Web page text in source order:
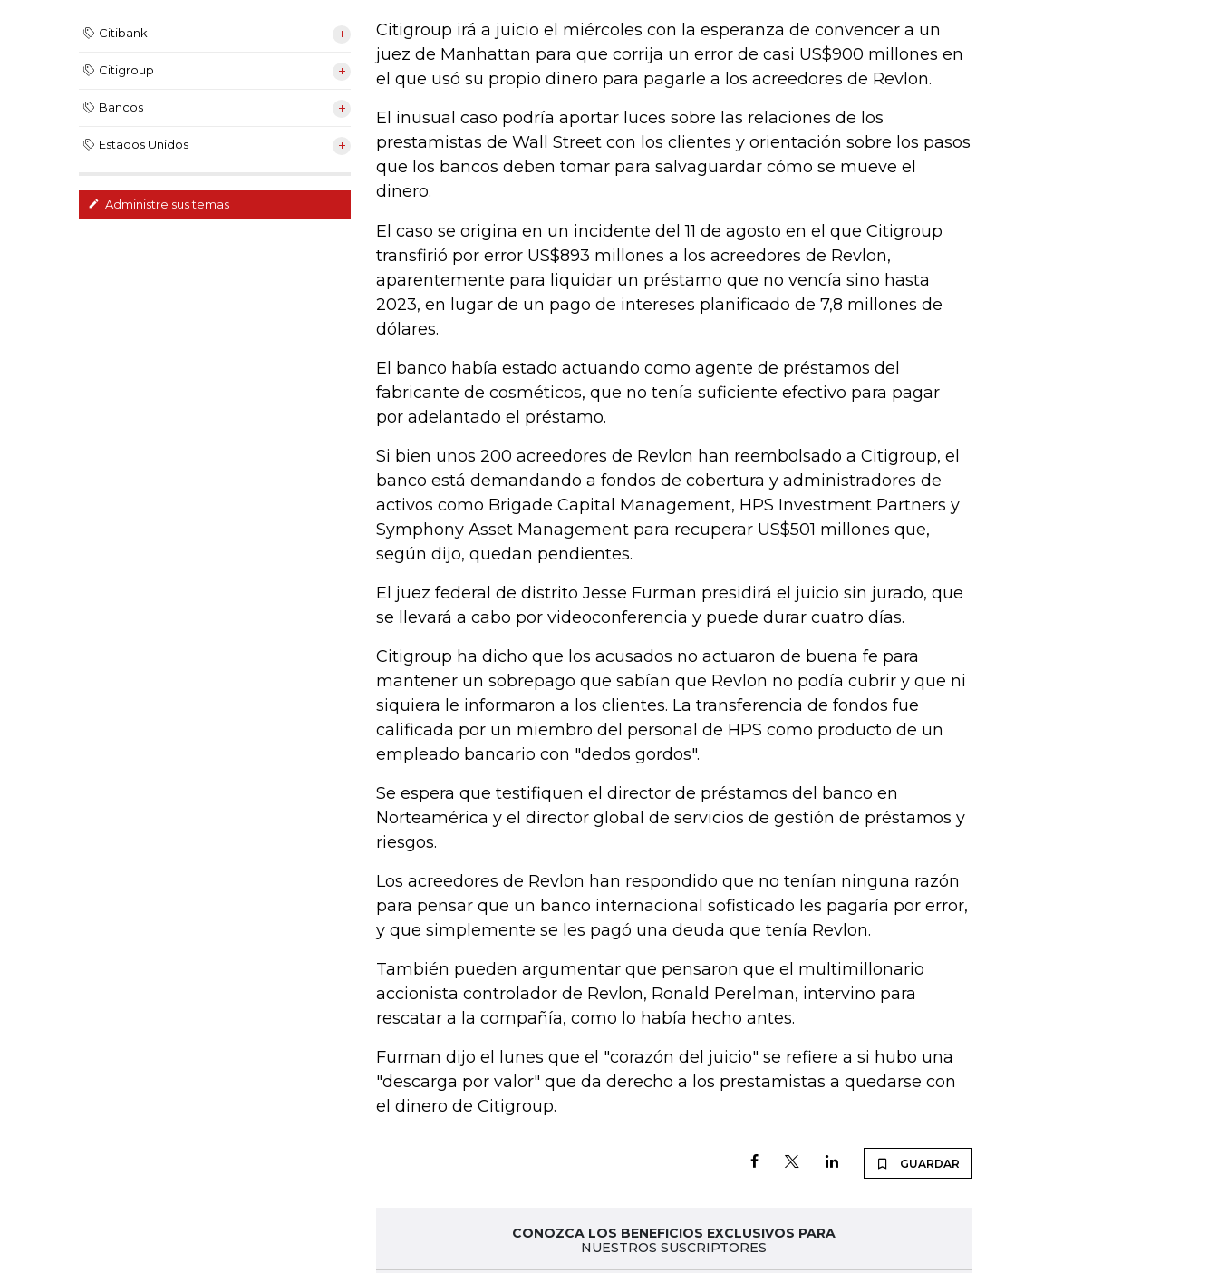
Citibank
Citigroup
Bancos
Estados Unidos
Administre sus temas
Citigroup irá a juicio el miércoles con la esperanza de convencer a un
juez de Manhattan para que corrija un error de casi US$900 millones en
el que usó su propio dinero para pagarle a los acreedores de Revlon.
El inusual caso podría aportar luces sobre las relaciones de los
prestamistas de Wall Street con los clientes y orientación sobre los pasos
que los bancos deben tomar para salvaguardar cómo se mueve el
dinero.
El caso se origina en un incidente del 11 de agosto en el que Citigroup
transfirió por error US$893 millones a los acreedores de Revlon,
aparentemente para liquidar un préstamo que no vencía sino hasta
2023, en lugar de un pago de intereses planificado de 7,8 millones de
dólares.
El banco había estado actuando como agente de préstamos del
fabricante de cosméticos, que no tenía suficiente efectivo para pagar
por adelantado el préstamo.
Si bien unos 200 acreedores de Revlon han reembolsado a Citigroup, el
banco está demandando a fondos de cobertura y administradores de
activos como Brigade Capital Management, HPS Investment Partners y
Symphony Asset Management para recuperar US$501 millones que,
según dijo, quedan pendientes.
El juez federal de distrito Jesse Furman presidirá el juicio sin jurado, que
se llevará a cabo por videoconferencia y puede durar cuatro días.
Citigroup ha dicho que los acusados no actuaron de buena fe para
mantener un sobrepago que sabían que Revlon no podía cubrir y que ni
siquiera le informaron a los clientes. La transferencia de fondos fue
calificada por un miembro del personal de HPS como producto de un
empleado bancario con "dedos gordos".
Se espera que testifiquen el director de préstamos del banco en
Norteamérica y el director global de servicios de gestión de préstamos y
riesgos.
Los acreedores de Revlon han respondido que no tenían ninguna razón
para pensar que un banco internacional sofisticado les pagaría por error,
y que simplemente se les pagó una deuda que tenía Revlon.
También pueden argumentar que pensaron que el multimillonario
accionista controlador de Revlon, Ronald Perelman, intervino para
rescatar a la compañía, como lo había hecho antes.
Furman dijo el lunes que el "corazón del juicio" se refiere a si hubo una
"descarga por valor" que da derecho a los prestamistas a quedarse con
el dinero de Citigroup.
GUARDAR
CONOZCA LOS BENEFICIOS EXCLUSIVOS PARA
NUESTROS SUSCRIPTORES